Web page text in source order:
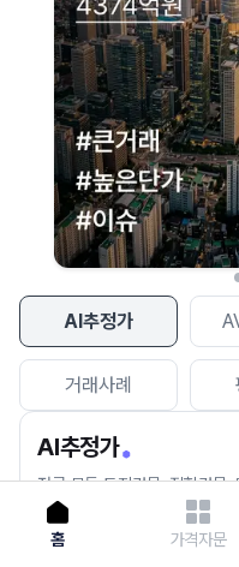
AI추정가
거래사례
AI추정가
전국 모든 토지건물, 집합건물,
세요.
현재 네이버 지도 연결이 원
이용에 불
홈 가격자문